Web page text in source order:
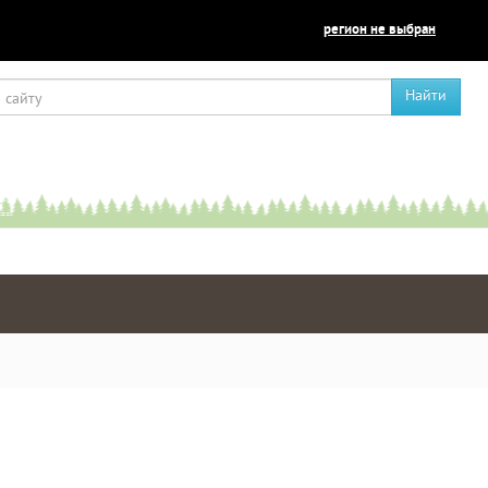
регион не выбран
Найти